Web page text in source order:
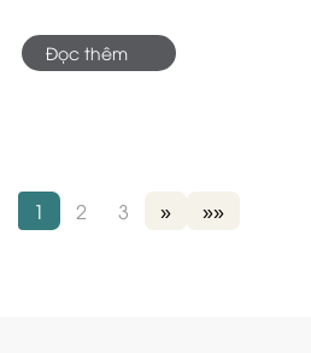
Đọc thêm
1 2 3 » »»